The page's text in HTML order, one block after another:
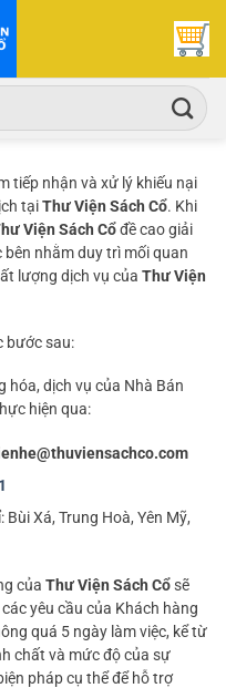
tiếp nhận và xử lý khiếu nại
tạiThư Viện Sách Cổ. Khi
Viện Sách Cổđề cao giải
nhằm duy trì mối quan
lượng dịch vụ của Thư Viện
bước sau:
hóa, dịch vụ của Nhà Bán
hiện qua:
Xá, Trung Hoà, Yên Mỹ,
của Thư Viện Sách Cổsẽ
yêu cầu của Khách hàng
quá 5 ngày làm việc, kể từ
chất và mức độ của sự
pháp cụ thể để hỗ trợ